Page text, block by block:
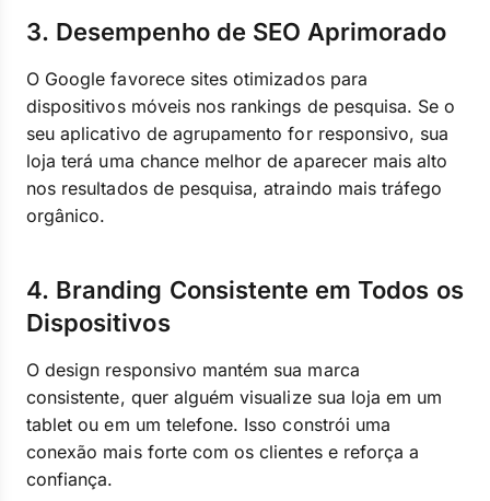
3. Desempenho de SEO Aprimorado
O Google favorece sites otimizados para
dispositivos móveis nos rankings de pesquisa. Se o
seu aplicativo de agrupamento for responsivo, sua
loja terá uma chance melhor de aparecer mais alto
nos resultados de pesquisa, atraindo mais tráfego
orgânico.
4. Branding Consistente em Todos os
Dispositivos
O design responsivo mantém sua marca
consistente, quer alguém visualize sua loja em um
tablet ou em um telefone. Isso constrói uma
conexão mais forte com os clientes e reforça a
confiança.